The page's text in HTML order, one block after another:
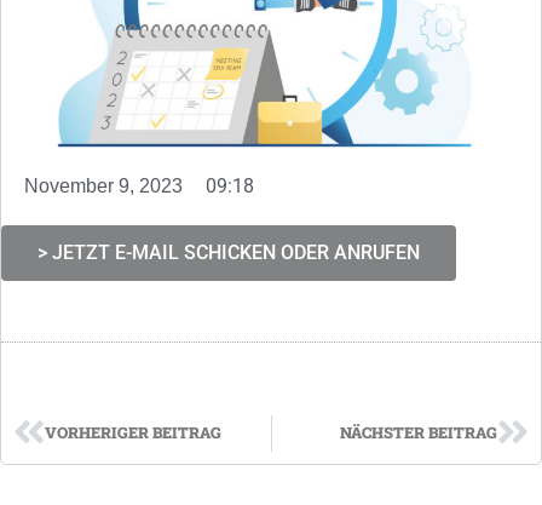
November 9, 2023 09:18
> JETZT E-MAIL SCHICKEN ODER ANRUFEN
VORHERIGER BEITRAG NÄCHSTER BEITRAG